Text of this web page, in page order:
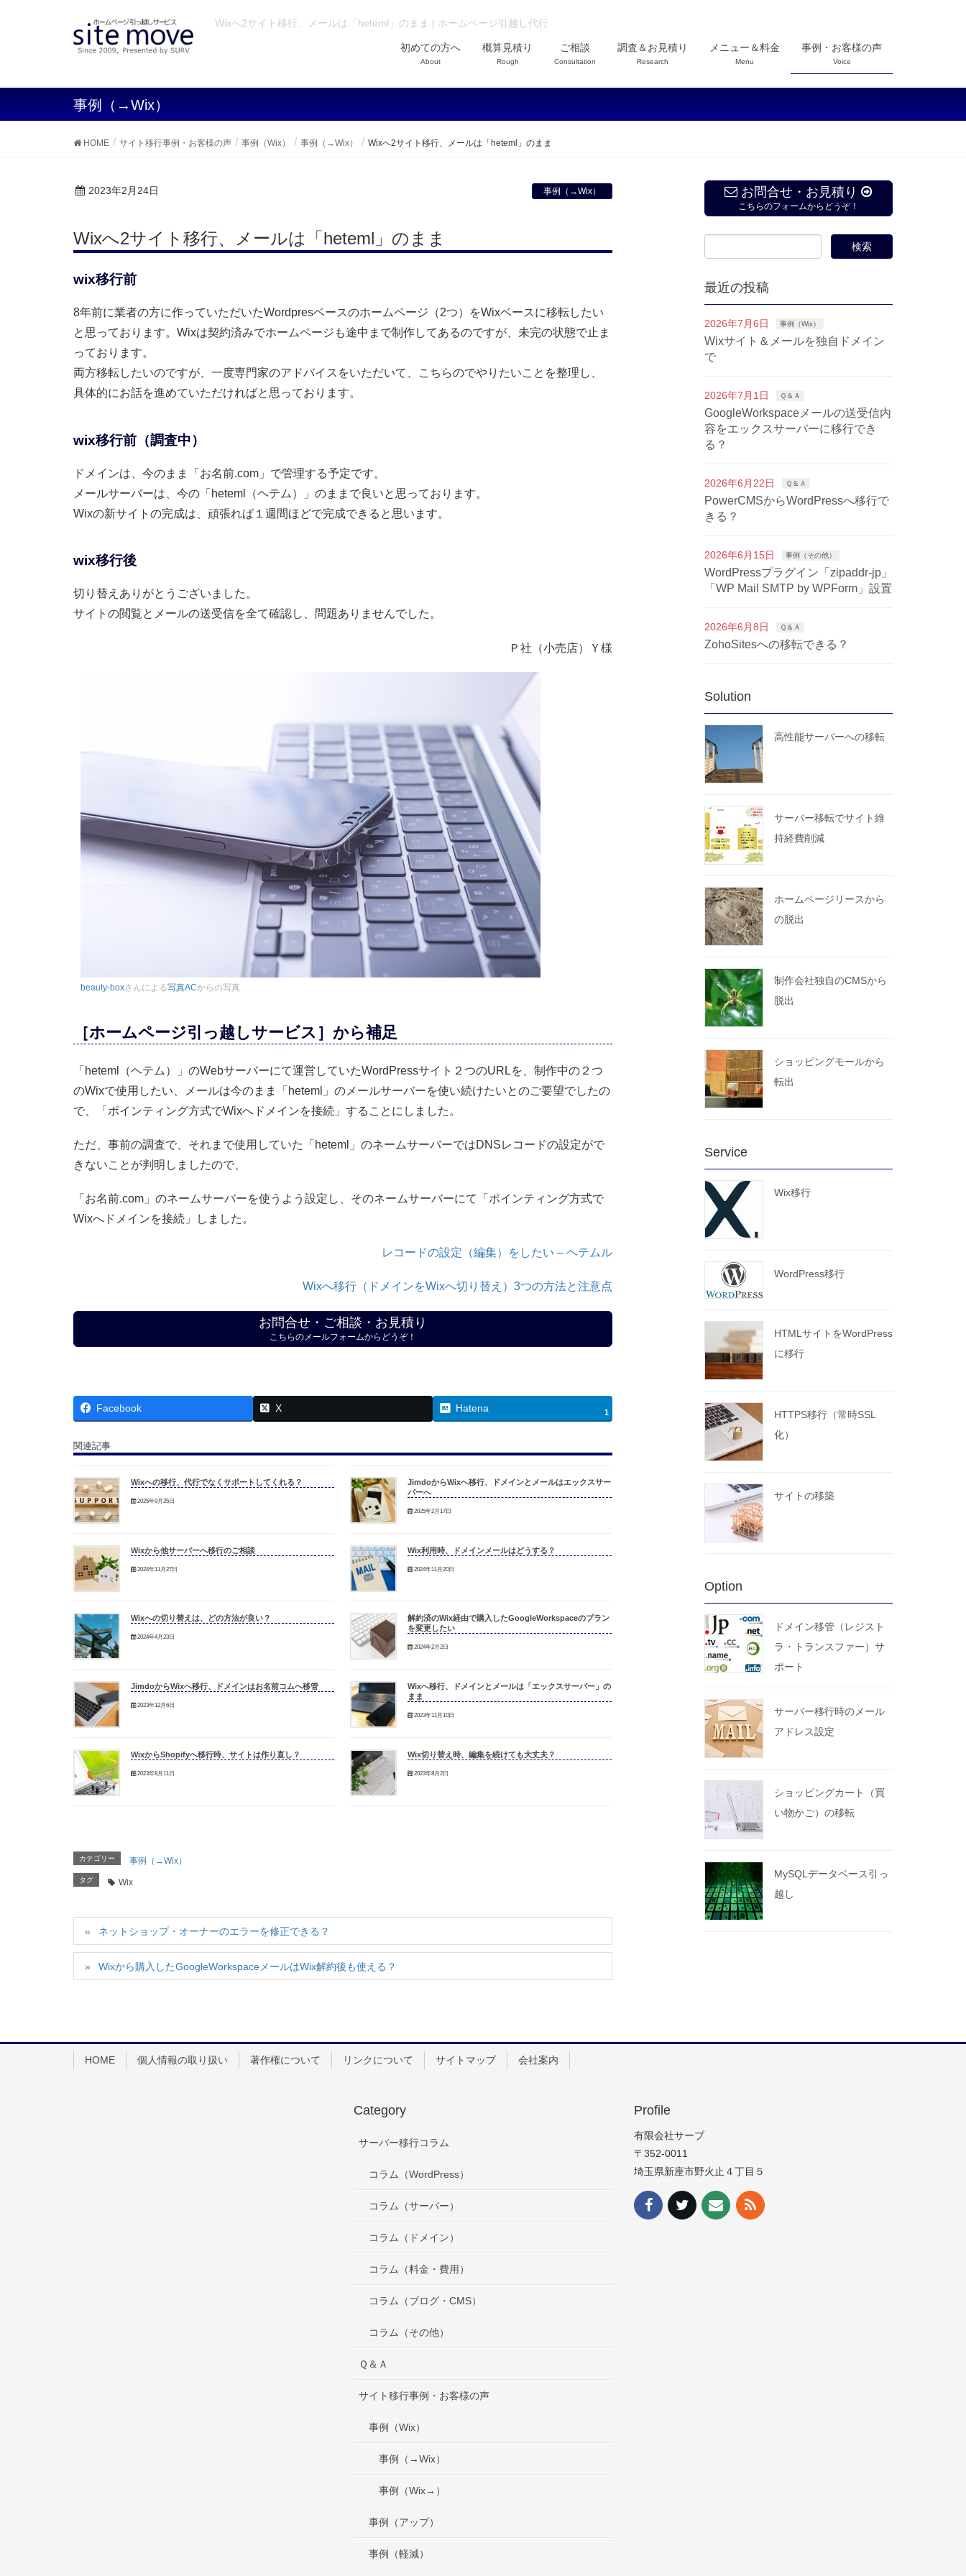
Wixへ2サイト移行、メールは「heteml」のまま | ホームページ引越し代行
初めての方へ
About
概算見積り
Rough
ご相談
Consultation
調査＆お見積り
Research
メニュー＆料金
Menu
事例・お客様の声
Voice
事例（→Wix）
HOME サイト移行事例・お客様の声 事例（Wix） 事例（→Wix） Wixへ2サイト移行、メールは「heteml」のまま
2023年2月24日 事例（→Wix）
Wixへ2サイト移行、メールは「heteml」のまま
wix移行前
8年前に業者の方に作っていただいたWordpresベースのホームページ（2つ）をWixベースに移転したい
と思っております。Wixは契約済みでホームページも途中まで制作してあるのですが、未完の状態で止ま
っております。
両方移転したいのですが、一度専門家のアドバイスをいただいて、こちらのでやりたいことを整理し、
具体的にお話を進めていただければと思っております。
wix移行前（調査中）
ドメインは、今のまま「お名前.com」で管理する予定です。
メールサーバーは、今の「heteml（ヘテム）」のままで良いと思っております。
Wixの新サイトの完成は、頑張れば１週間ほどで完成できると思います。
wix移行後
切り替えありがとうございました。
サイトの閲覧とメールの送受信を全て確認し、問題ありませんでした。
Ｐ社（小売店）Ｙ様
beauty-boxさんによる写真ACからの写真
［ホームページ引っ越しサービス］から補足
「heteml（ヘテム）」のWebサーバーにて運営していたWordPressサイト２つのURLを、制作中の２つ
のWixで使用したい、メールは今のまま「heteml」のメールサーバーを使い続けたいとのご要望でしたの
で、「ポインティング方式でWixへドメインを接続」することにしました。
ただ、事前の調査で、それまで使用していた「heteml」のネームサーバーではDNSレコードの設定がで
きないことが判明しましたので、
「お名前.com」のネームサーバーを使うよう設定し、そのネームサーバーにて「ポインティング方式で
Wixへドメインを接続」しました。
レコードの設定（編集）をしたい – ヘテムル
Wixへ移行（ドメインをWixへ切り替え）3つの方法と注意点
お問合せ・ご相談・お見積り
こちらのメールフォームからどうぞ！
Facebook X Hatena 1
関連記事
Wixへの移行、代行でなくサポートしてくれる？
2025年9月25日
JimdoからWixへ移行、ドメインとメールはエックスサー
バーへ
2025年2月17日
Wixから他サーバーへ移行のご相談
2024年11月27日
Wix利用時、ドメインメールはどうする？
2024年11月20日
Wixへの切り替えは、どの方法が良い？
2024年4月23日
解約済のWix経由で購入したGoogleWorkspaceのプラン
を変更したい
2024年2月2日
JimdoからWixへ移行、ドメインはお名前コムへ移管
2023年12月6日
Wixへ移行、ドメインとメールは「エックスサーバー」の
まま
2023年11月10日
WixからShopifyへ移行時、サイトは作り直し？
2023年8月11日
Wix切り替え時、編集を続けても大丈夫？
2023年8月2日
カテゴリー 事例（→Wix）
タグ Wix
ネットショップ・オーナーのエラーを修正できる？
Wixから購入したGoogleWorkspaceメールはWix解約後も使える？
お問合せ・お見積り
こちらのフォームからどうぞ！
最近の投稿
2026年7月6日 事例（Wix）
Wixサイト＆メールを独自ドメイン
で
2026年7月1日 Ｑ＆Ａ
GoogleWorkspaceメールの送受信内
容をエックスサーバーに移行でき
る？
2026年6月22日 Ｑ＆Ａ
PowerCMSからWordPressへ移行で
きる？
2026年6月15日 事例（その他）
WordPressプラグイン「zipaddr-jp」
「WP Mail SMTP by WPForm」設置
2026年6月8日 Ｑ＆Ａ
ZohoSitesへの移転できる？
Solution
高性能サーバーへの移転
サーバー移転でサイト維
持経費削減
ホームページリースから
の脱出
制作会社独自のCMSから
脱出
ショッピングモールから
転出
Service
Wix移行
WordPress移行
HTMLサイトをWordPress
に移行
HTTPS移行（常時SSL
化）
サイトの移築
Option
ドメイン移管（レジスト
ラ・トランスファー）サ
ポート
サーバー移行時のメール
アドレス設定
ショッピングカート（買
い物かご）の移転
MySQLデータベース引っ
越し
HOME 個人情報の取り扱い 著作権について リンクについて サイトマップ 会社案内
Category
サーバー移行コラム
コラム（WordPress）
コラム（サーバー）
コラム（ドメイン）
コラム（料金・費用）
コラム（ブログ・CMS）
コラム（その他）
Ｑ＆Ａ
サイト移行事例・お客様の声
事例（Wix）
事例（→Wix）
事例（Wix→）
事例（アップ）
事例（軽減）
Profile
有限会社サーブ
〒352-0011
埼玉県新座市野火止４丁目５